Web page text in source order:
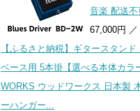
音楽 配送不
67,000円 ／
【ふるさと納税】ギタースタンド
ベース用 5本掛【選べる本体カラ
WORKS ウッドワークス 日本製
ーハンガー...